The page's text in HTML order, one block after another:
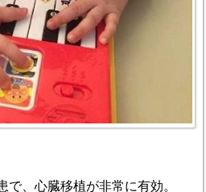
、心臓移植が非常に有効。